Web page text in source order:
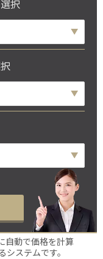
択
自動で価格を計算
ステムです。